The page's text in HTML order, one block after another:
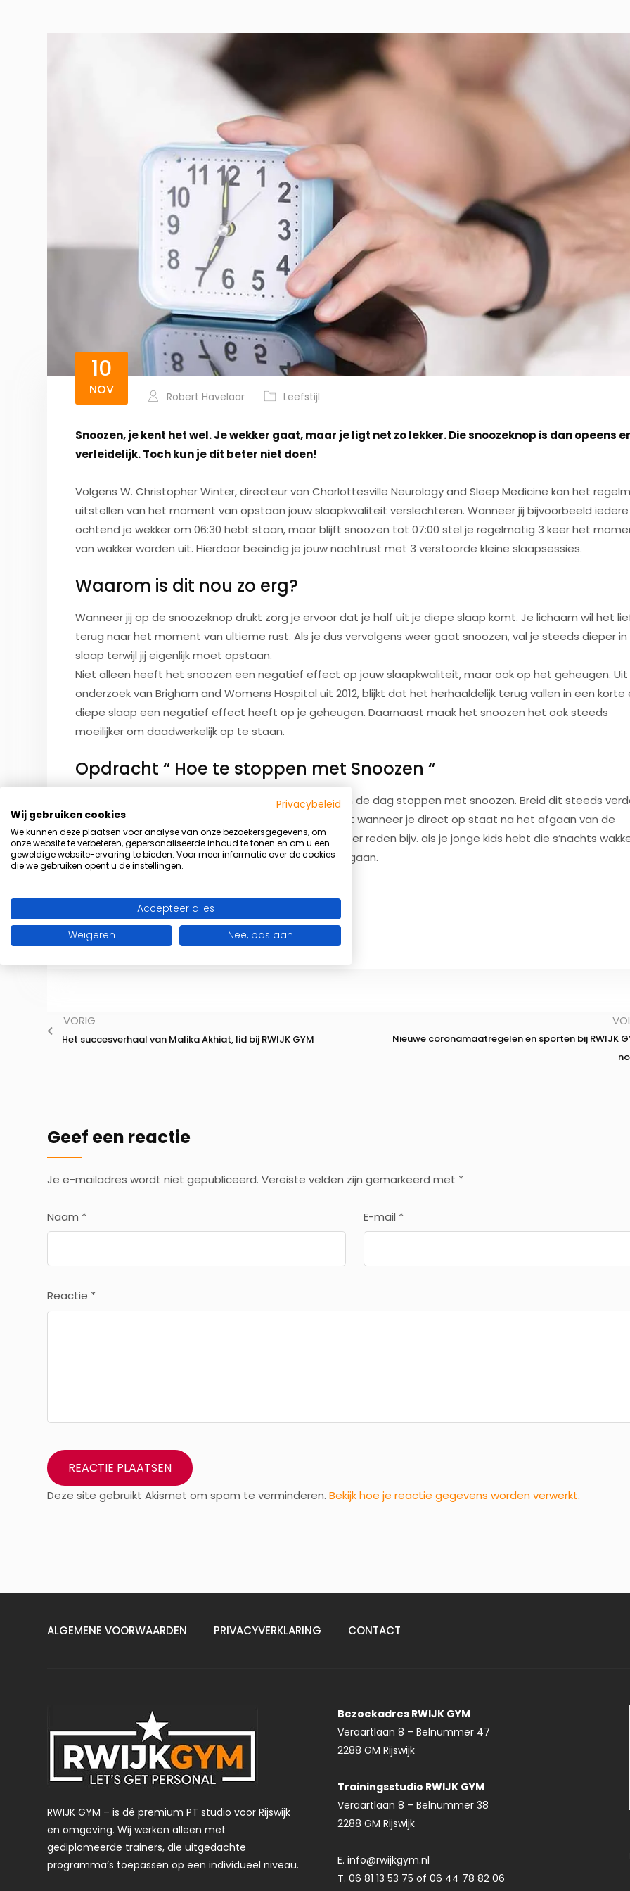
10
NOV Robert Havelaar Leefstijl
Snoozen, je kent het wel. Je wekker gaat, maar je ligt net zo lekker. Die snoozeknop is dan opeens
verleidelijk. Toch kun je dit beter niet doen!
Volgens W. Christopher Winter, directeur van Charlottesville Neurology and Sleep Medicine kan het
uitstellen van het moment van opstaan jouw slaapkwaliteit verslechteren. Wanneer jij bijvoorbeeld iedere
ochtend je wekker om 06:30 hebt staan, maar blijft snoozen tot 07:00 stel je regelmatig 3 keer het
van wakker worden uit. Hierdoor beëindig je jouw nachtrust met 3 verstoorde kleine slaapsessies.
Waarom is dit nou zo erg?
Wanneer jij op de snoozeknop drukt zorg je ervoor dat je half uit je diepe slaap komt. Je lichaam wil het
terug naar het moment van ultieme rust. Als je dus vervolgens weer gaat snoozen, val je steeds dieper in
slaap terwijl jij eigenlijk moet opstaan.
Niet alleen heeft het snoozen een negatief effect op jouw slaapkwaliteit, maar ook op het geheugen. Uit
onderzoek van Brigham and Womens Hospital uit 2012, blijkt dat het herhaaldelijk terug vallen in een korte
diepe slaap een negatief effect heeft op je geheugen. Daarnaast maak het snoozen het ook steeds
moeilijker om daadwerkelijk op te staan.
Opdracht “ Hoe te stoppen met Snoozen “
Ben jij een echte fulltime snoozer? Start dan met om de dag stoppen met snoozen. Breid dit steeds
uit. Je zal merken dat je een stuk frisser wakker wordt wanneer je direct op staat na het afgaan van de
wekker. Als je toch nog vermoeid wakker wordt (zonder reden bijv. als je jonge kids hebt die s’nachts
houden) probeer dan eens 1 uur eerder naar bed te gaan.
VORIG
Het succesverhaal van Malika Akhiat, lid bij RWIJK GYM
Nieuwe coronamaatregelen en sporten bij RWIJK
Geef een reactie
Je e-mailadres wordt niet gepubliceerd. Vereiste velden zijn gemarkeerd met *
Naam * E-mail *
Reactie *
Deze site gebruikt Akismet om spam te verminderen. Bekijk hoe je reactie gegevens worden verwerkt.
ALGEMENE VOORWAARDEN PRIVACYVERKLARING CONTACT
RWIJK GYM – is dé premium PT studio voor Rijswijk
en omgeving. Wij werken alleen met
gediplomeerde trainers, die uitgedachte
programma’s toepassen op een individueel niveau.
Bezoekadres RWIJK GYM
Veraartlaan 8 – Belnummer 47
2288 GM Rijswijk
Trainingsstudio RWIJK GYM
Veraartlaan 8 – Belnummer 38
2288 GM Rijswijk
E. info@rwijkgym.nl
T. 06 81 13 53 75 of 06 44 78 82 06
Privacybeleid
Wij gebruiken cookies
We kunnen deze plaatsen voor analyse van onze bezoekersgegevens, om
onze website te verbeteren, gepersonaliseerde inhoud te tonen en om u een
geweldige website-ervaring te bieden. Voor meer informatie over de cookies
die we gebruiken opent u de instellingen.
Accepteer alles
Weigeren
Nee, pas aan